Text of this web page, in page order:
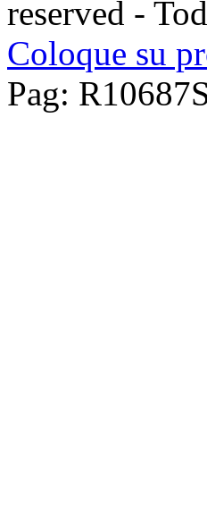
reserved -
Coloque su
Pag: